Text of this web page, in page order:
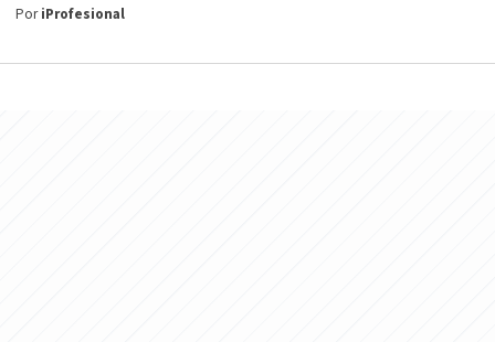
PoriProfesional